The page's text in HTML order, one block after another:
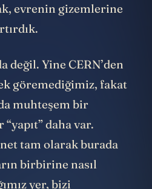
evrenin gizemlerine
değil. Yine CERN’den
göremediğimiz, fakat
muhteşem bir
daha var.
tam olarak burada
birbirine nasıl
yer, bizi